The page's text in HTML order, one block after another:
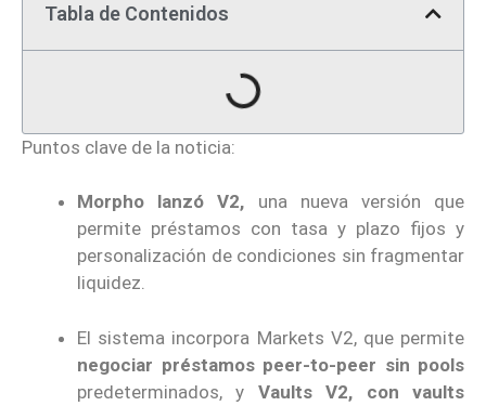
Tabla de Contenidos
Puntos clave de la noticia:
Morpho lanzó V2, una nueva versión que
permite préstamos con tasa y plazo fijos y
personalización de condiciones sin fragmentar
liquidez.
El sistema incorpora Markets V2, que permite
negociar préstamos peer-to-peer sin pools
predeterminados, y Vaults V2, con vaults